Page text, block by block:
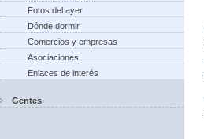
Fotos del ayer
Dónde dormir
Comercios y empresas
Asociaciones
Enlaces de interés
Gentes